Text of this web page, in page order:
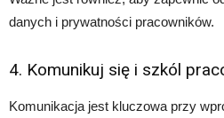
danych i prywatności pracowników.
4. Komunikuj się i szkól
Komunikacja jest kluczowa przy